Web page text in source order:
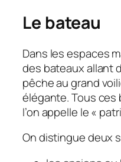
Le bateau
Dans les espaces
des bateaux allant
pêche au grand
élégante. Tous
l’on appelle le «
On distingue deux